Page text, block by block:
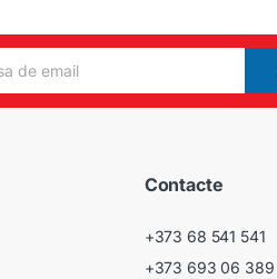
Contacte
+373 68 541 541
+373 693 06 389